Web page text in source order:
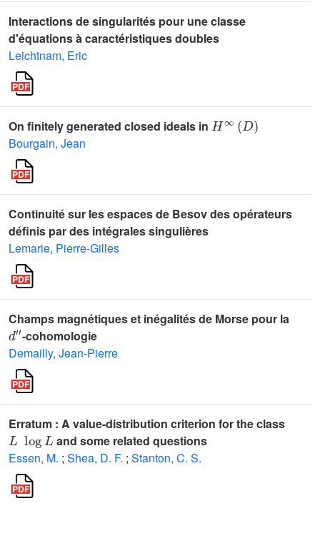
Interactions de singularités pour une classe
d'équations à caractéristiques doubles
Leichtnam, Eric
On finitely generated closed ideals in
D
Bourgain, Jean
Continuité sur les espaces de Besov des opérateurs
définis par des intégrales singulières
Lemarie, Pierre-Gilles
Champs magnétiques et inégalités de Morse pour la
d''
-cohomologie
Demailly, Jean-Pierre
Erratum : A value-distribution criterion for the class
LlogL
and some related questions
Essen, M. ; Shea, D. F. ; Stanton, C. S.